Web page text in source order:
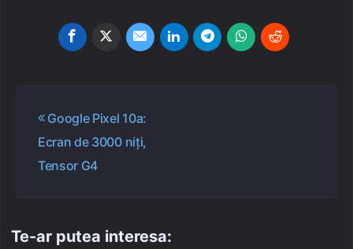
Navigare
articole
Google Pixel 10a:
Ecran de 3000 niți,
Tensor G4
Te-ar putea interesa: